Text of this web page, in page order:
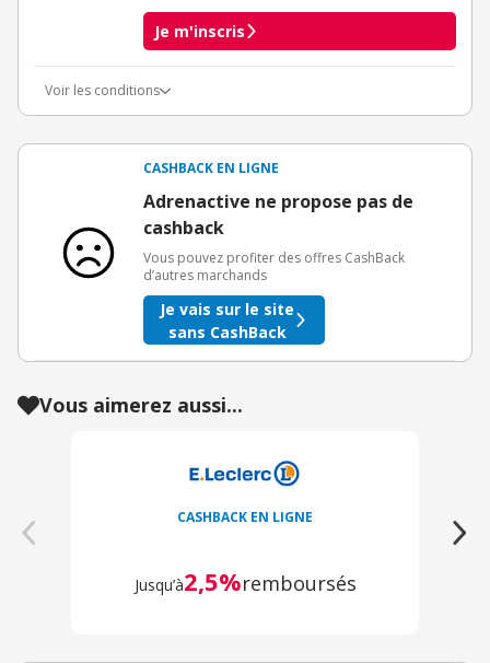
Je m'inscris
Voir les conditions
3€ de bienvenue crédités immédiatement + 1€ supplémentaire
Offre réservée à une toute première inscription chez eBuyClub.
CASHBACK EN LIGNE
Adrenactive ne propose pas de
cashback
Vous pouvez profiter des offres CashBack
d’autres marchands
Je vais sur le site
sans CashBack
Vous aimerez aussi...
CASHBACK EN LIGNE
Jusqu’à2,5%remboursés